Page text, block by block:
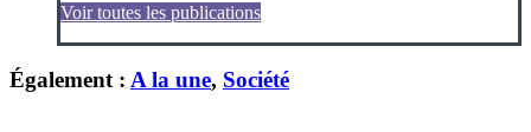
Voir toutes les publications
Également : A la une, Société